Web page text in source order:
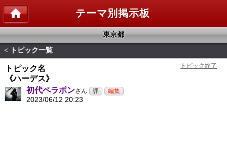
テーマ別掲示板
東京都
< トピック一覧
トピック名
《ハーデス》
初代ペラポンさん
2023/06/12 20:23